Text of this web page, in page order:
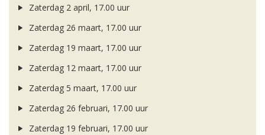
Zaterdag 2 april, 17.00 uur
Zaterdag 26 maart, 17.00 uur
Zaterdag 19 maart, 17.00 uur
Zaterdag 12 maart, 17.00 uur
Zaterdag 5 maart, 17.00 uur
Zaterdag 26 februari, 17.00 uur
Zaterdag 19 februari, 17.00 uur